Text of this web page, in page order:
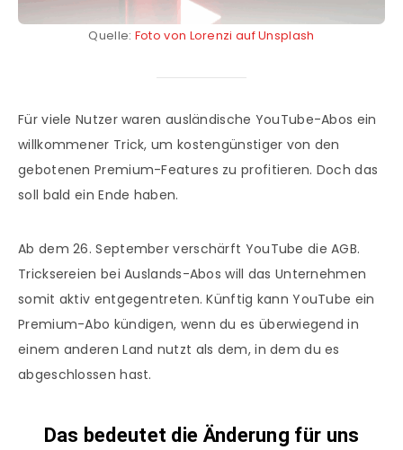
Quelle: Foto von Lorenzi auf Unsplash
Für viele Nutzer waren ausländische YouTube-Abos ein
willkommener Trick, um kostengünstiger von den
gebotenen Premium-Features zu profitieren. Doch das
soll bald ein Ende haben.
Ab dem 26. September verschärft YouTube die AGB.
Tricksereien bei Auslands-Abos will das Unternehmen
somit aktiv entgegentreten. Künftig kann YouTube ein
Premium-Abo kündigen, wenn du es überwiegend in
einem anderen Land nutzt als dem, in dem du es
abgeschlossen hast.
Das bedeutet die Änderung für uns